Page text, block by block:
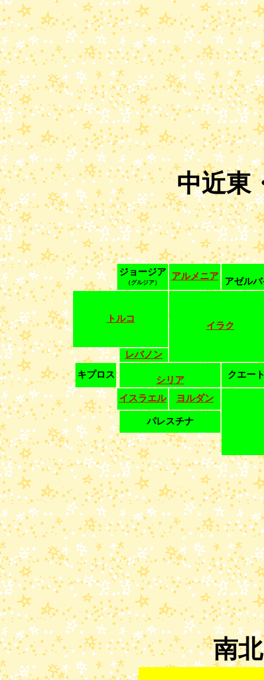
中近東
ジョージア
（グルジア）
アルメニア
アゼル
トルコ
イラク
レバノン
キプロス
シリア
クエー
イスラエル ヨルダン
パレスチナ
南